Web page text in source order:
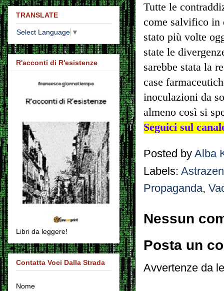
Tutte le
come salvifico in
stato più volte
state le
sarebbe stata la
case
inoculazioni da
almeno così si
Seguici sul
Posted by Alba
Labels:
Propaganda,
Nessun
Posta un
Avvertenze da
TRANSLATE
Select Language ▼
R'acconti di R'esistenze
Libri da leggere!
Contatta Voci Dalla Strada
Nome